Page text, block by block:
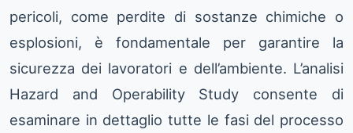
pericoli, come perdite di sostanze chimiche o
esplosioni, è fondamentale per garantire la
sicurezza dei lavoratori e dell’ambiente. L’analisi
Hazard and Operability Study consente di
esaminare in dettaglio tutte le fasi del processo